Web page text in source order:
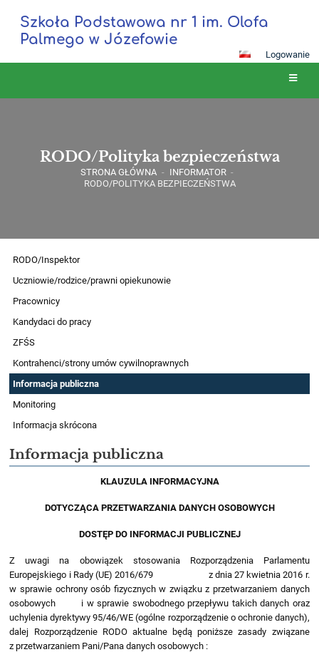
Szkoła Podstawowa nr 1 im. Olofa
Palmego w Józefowie
Logowanie
RODO/Polityka bezpieczeństwa
STRONA GŁÓWNA - INFORMATOR -
RODO/POLITYKA BEZPIECZEŃSTWA
RODO/Inspektor
Uczniowie/rodzice/prawni opiekunowie
Pracownicy
Kandydaci do pracy
ZFŚS
Kontrahenci/strony umów cywilnoprawnych
Informacja publiczna
Monitoring
Informacja skrócona
Informacja publiczna
KLAUZULA INFORMACYJNA
DOTYCZĄCA PRZETWARZANIA DANYCH OSOBOWYCH
DOSTĘP DO INFORMACJI PUBLICZNEJ
Z uwagi na obowiązek stosowania Rozporządzenia Parlamentu
Europejskiego i Rady (UE) 2016/679 z dnia 27 kwietnia 2016 r.
w sprawie ochrony osób fizycznych w związku z przetwarzaniem danych
osobowych i w sprawie swobodnego przepływu takich danych oraz
uchylenia dyrektywy 95/46/WE (ogólne rozporządzenie o ochronie danych),
dalej Rozporządzenie RODO aktualne będą poniższe zasady związane
z przetwarzaniem Pani/Pana danych osobowych :